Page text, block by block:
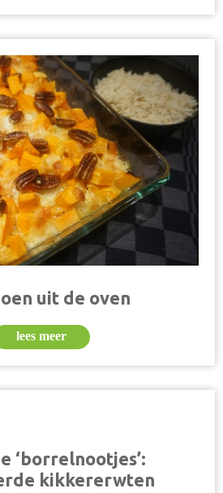
uit de oven
lees meer
‘borrelnootjes’:
kikkererwten